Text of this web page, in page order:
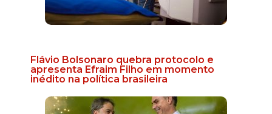
Flávio Bolsonaro quebra protocolo e
apresenta Efraim Filho em momento
inédito na política brasileira